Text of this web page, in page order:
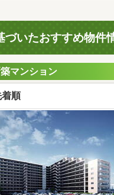
づいたおすすめ物件
マンション
順